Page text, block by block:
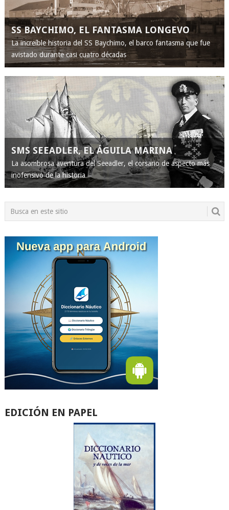
SS BAYCHIMO, EL FANTASMA LONGEVO
La increíble historia del SS Baychimo, el barco fantasma que fue
avistado durante casi cuatro décadas
SMS SEEADLER, EL ÁGUILA MARINA
La asombrosa aventura del Seeadler, el corsario de aspecto más
inofensivo de la historia
EDICIÓN EN PAPEL